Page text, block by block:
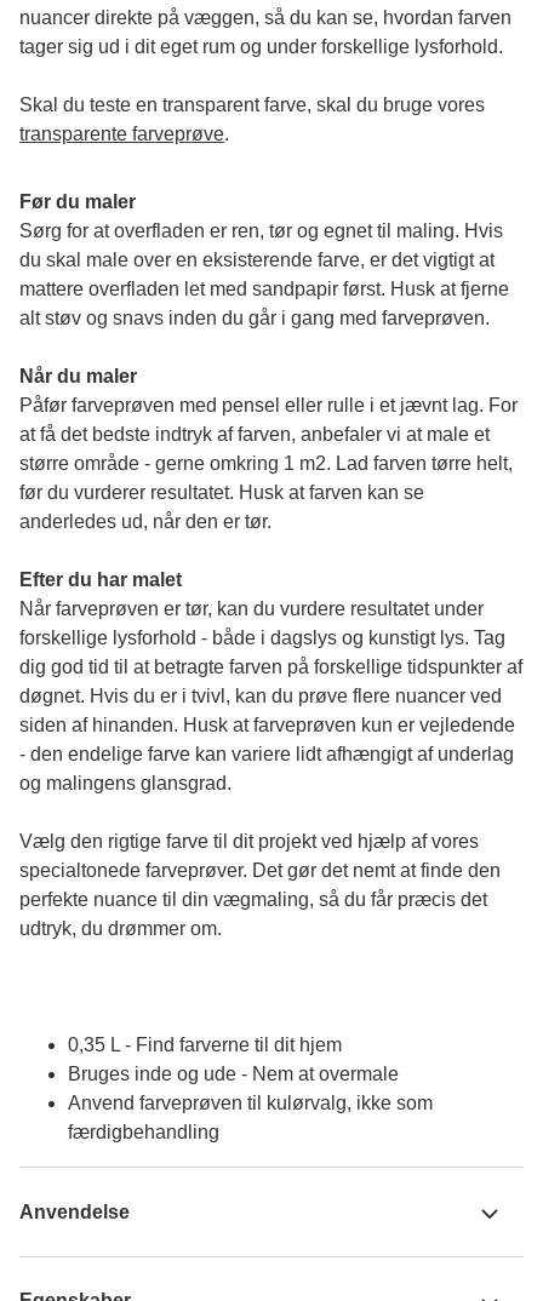
nuancer direkte på væggen, så du kan se, hvordan farven
tager sig ud i dit eget rum og under forskellige lysforhold.
transparente farveprøve.
Før du maler
Sørg for at overfladen er ren, tør og egnet til maling. Hvis
du skal male over en eksisterende farve, er det vigtigt at
mattere overfladen let med sandpapir først. Husk at fjerne
alt støv og snavs inden du går i gang med farveprøven.
Når du maler
Påfør farveprøven med pensel eller rulle i et jævnt lag. For
at få det bedste indtryk af farven, anbefaler vi at male et
større område - gerne omkring 1 m2. Lad farven tørre helt,
før du vurderer resultatet. Husk at farven kan se
anderledes ud, når den er tør.
Efter du har malet
Når farveprøven er tør, kan du vurdere resultatet under
forskellige lysforhold - både i dagslys og kunstigt lys. Tag
dig god tid til at betragte farven på forskellige tidspunkter af
døgnet. Hvis du er i tvivl, kan du prøve flere nuancer ved
siden af hinanden. Husk at farveprøven kun er vejledende
- den endelige farve kan variere lidt afhængigt af underlag
og malingens glansgrad.
Vælg den rigtige farve til dit projekt ved hjælp af vores
specialtonede farveprøver. Det gør det nemt at finde den
perfekte nuance til din vægmaling, så du får præcis det
udtryk, du drømmer om.
0,35 L - Find farverne til dit hjem
Bruges inde og ude - Nem at overmale
Anvend farveprøven til kulørvalg, ikke som
færdigbehandling
Anvendelse